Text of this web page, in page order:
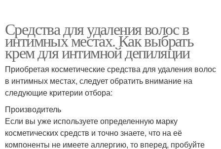
Средства для удаления волос в
интимных местах. Как выбрать
крем для интимной депиляции
Приобретая косметические средства для удаления волос
в интимных местах, следует обратить внимание на
следующие критерии отбора:
Производитель
Если вы уже используете определенную марку
косметических средств и точно знаете, что на её
компоненты не имеете аллергию, то вперед, пробуйте